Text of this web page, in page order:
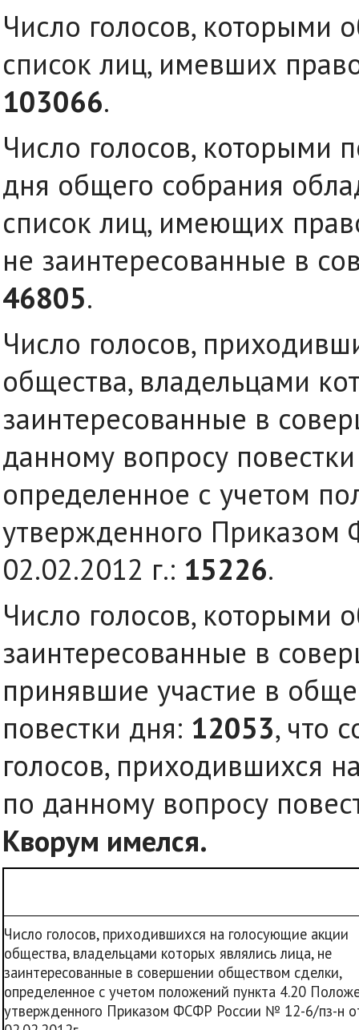
Число голосов, которыми
список лиц, имевших
103066.
Число голосов, которыми
дня общего собрания
список лиц, имеющих
не заинтересованные в
46805.
Число голосов,
общества, владельцами
заинтересованные в
данному вопросу
определенное с учетом
утвержденного
02.02.2012 г.: 15226.
Число голосов, которыми
заинтересованные в
принявшие участие в
повестки дня: 12053, что
голосов, приходившихся
по данному вопросу
Кворум имелся.
Число голосов, приходившихся на голосующие акции
общества, владельцами которых являлись лица, не
заинтересованные в совершении обществом сделки,
определенное с учетом положений пункта 4.20
утвержденного Приказом ФСФР России № 12-6/пз-н